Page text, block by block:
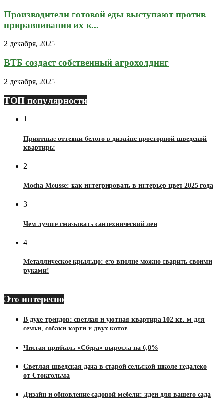
Производители готовой еды выступают против
приравнивания их к...
2 декабря, 2025
ВТБ создаст собственный агрохолдинг
2 декабря, 2025
ТОП популярности
1
Приятные оттенки белого в дизайне просторной шведской
квартиры
2
Mocha Mousse: как интегрировать в интерьер цвет 2025 года
3
Чем лучше смазывать сантехнический лен
4
Металлическое крыльцо: его вполне можно сварить своими
руками!
Это интересно
В духе трендов: светлая и уютная квартира 102 кв. м для
семьи, собаки корги и двух котов
Чистая прибыль «Сбера» выросла на 6,8%
Светлая шведская дача в старой сельской школе недалеко
от Стокгольма
Дизайн и обновление садовой мебели: идеи для вашего сада